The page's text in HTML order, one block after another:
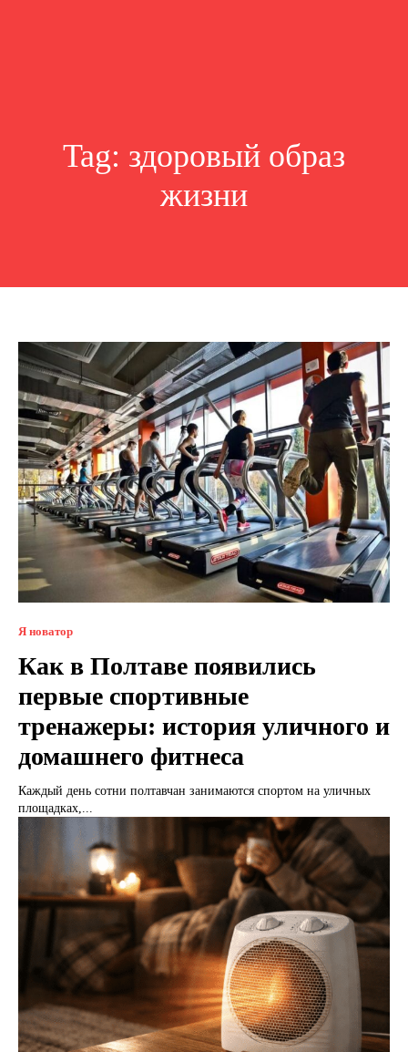
Tag: здоровый образ
жизни
Я новатор
Как в Полтаве появились
первые спортивные
тренажеры: история уличного и
домашнего фитнеса
Каждый день сотни полтавчан занимаются спортом на уличных
площадках,...